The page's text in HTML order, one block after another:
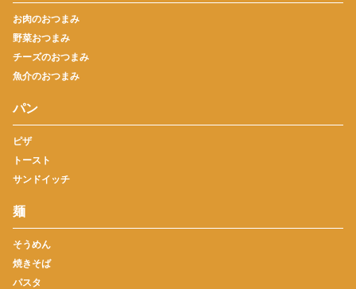
お肉のおつまみ
野菜おつまみ
チーズのおつまみ
魚介のおつまみ
パン
ピザ
トースト
サンドイッチ
麺
そうめん
焼きそば
パスタ